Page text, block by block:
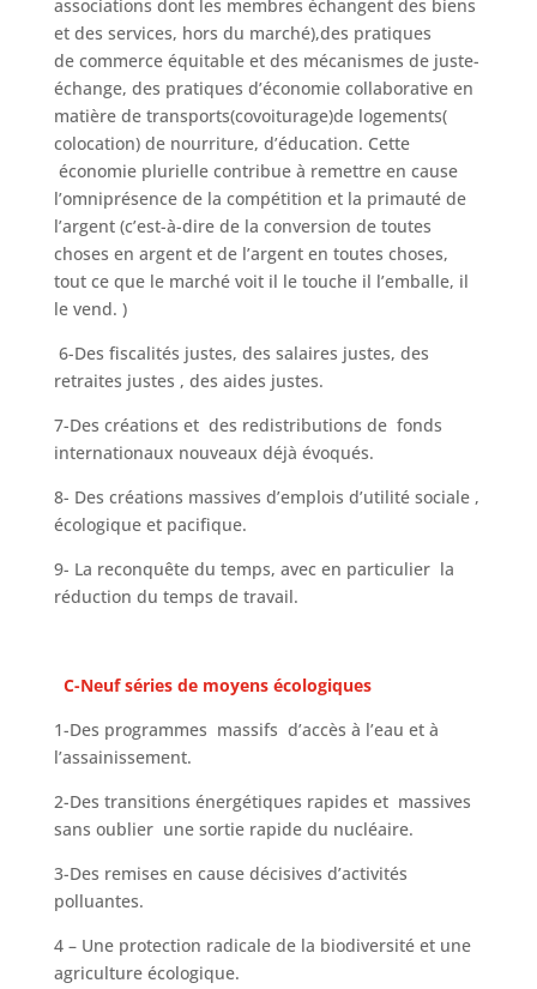
associations dont les membres échangent des biens
et des services, hors du marché),des pratiques
de commerce équitable et des mécanismes de juste-
échange, des pratiques d’économie collaborative en
matière de transports(covoiturage)de logements(
colocation) de nourriture, d’éducation. Cette
économie plurielle contribue à remettre en cause
l’omniprésence de la compétition et la primauté de
l’argent (c’est-à-dire de la conversion de toutes
choses en argent et de l’argent en toutes choses,
tout ce que le marché voit il le touche il l’emballe, il
le vend. )
6-Des fiscalités justes, des salaires justes, des
retraites justes , des aides justes.
7-Des créations et des redistributions de fonds
internationaux nouveaux déjà évoqués.
8- Des créations massives d’emplois d’utilité sociale ,
écologique et pacifique.
9- La reconquête du temps, avec en particulier la
réduction du temps de travail.
C-Neuf séries de moyens écologiques
1-Des programmes massifs d’accès à l’eau et à
l’assainissement.
2-Des transitions énergétiques rapides et massives
sans oublier une sortie rapide du nucléaire.
3-Des remises en cause décisives d’activités
polluantes.
4 – Une protection radicale de la biodiversité et une
agriculture écologique.